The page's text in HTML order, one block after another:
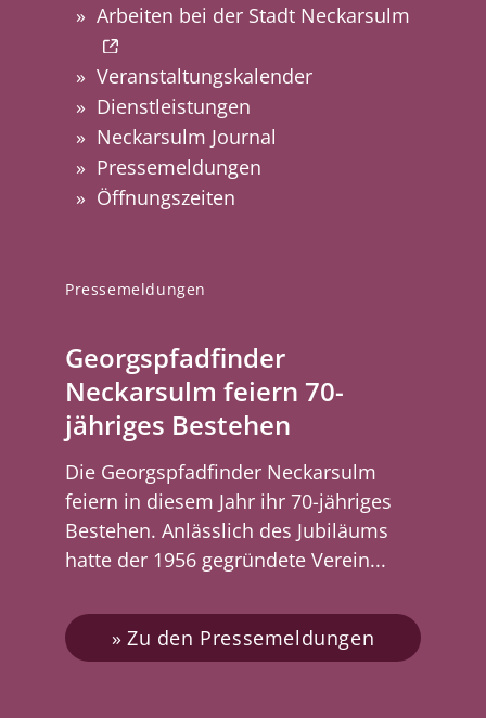
Pressemeldungen
Georgspfadfinder
Neckarsulm feiern 70-
jähriges Bestehen
Die Georgspfadfinder Neckarsulm
feiern in diesem Jahr ihr 70-jähriges
Bestehen. Anlässlich des Jubiläums
hatte der 1956 gegründete Verein...
Zu den Pressemeldungen
Arbeiten bei der Stadt Neckarsulm
Veranstaltungskalender
Dienstleistungen
Neckarsulm Journal
Pressemeldungen
Öffnungszeiten